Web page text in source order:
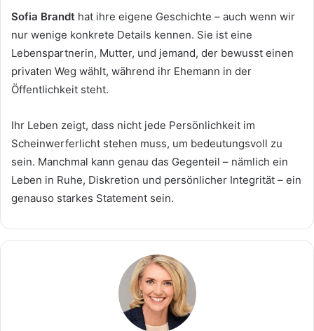
Sofia Brandt hat ihre eigene Geschichte – auch wenn wir
nur wenige konkrete Details kennen. Sie ist eine
Lebenspartnerin, Mutter, und jemand, der bewusst einen
privaten Weg wählt, während ihr Ehemann in der
Öffentlichkeit steht.
Ihr Leben zeigt, dass nicht jede Persönlichkeit im
Scheinwerferlicht stehen muss, um bedeutungsvoll zu
sein. Manchmal kann genau das Gegenteil – nämlich ein
Leben in Ruhe, Diskretion und persönlicher Integrität – ein
genauso starkes Statement sein.